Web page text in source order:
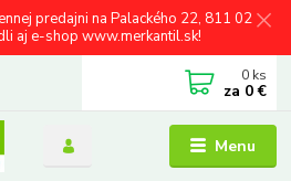
predajni na Palackého 22, 811 02
aj e-shop www.merkantil.sk!
Menu
0 ks
za 0 €